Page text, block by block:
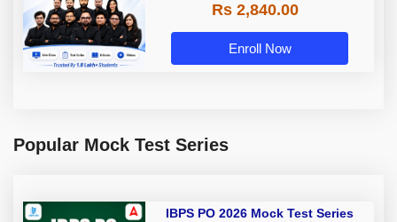
Rs 2,840.00
Enroll Now
Popular Mock Test Series
IBPS PO 2026 Mock Test Series